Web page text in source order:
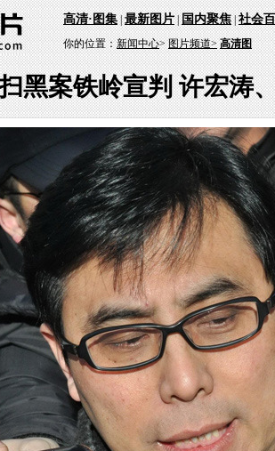
高清·图集|最新图片|国内聚焦|社会
你的位置：新闻中心>图片频道> 高清图
黑案铁岭宣判 许宏涛